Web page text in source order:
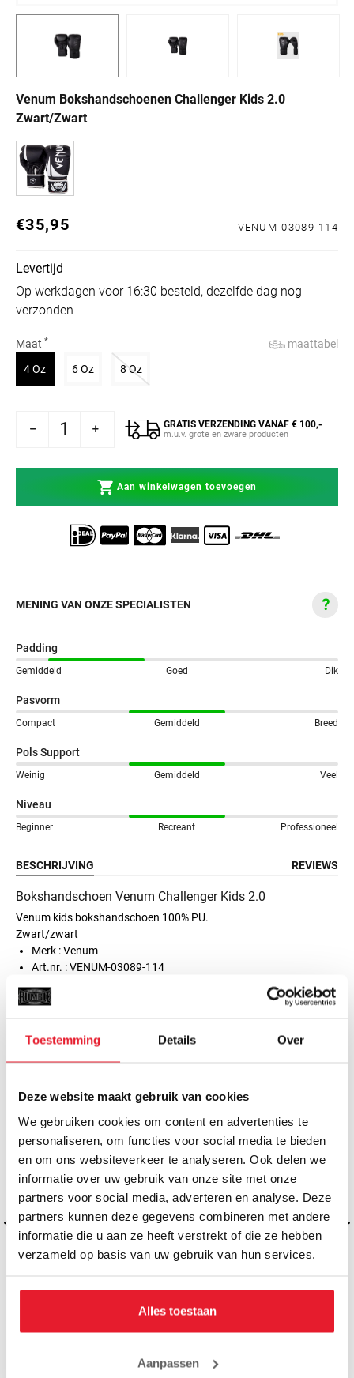
Toestemming Details Over
Deze website maakt gebruik van cookies
We gebruiken cookies om content en advertenties te
personaliseren, om functies voor social media te bieden
en om ons websiteverkeer te analyseren. Ook delen we
informatie over uw gebruik van onze site met onze
partners voor social media, adverteren en analyse. Deze
partners kunnen deze gegevens combineren met andere
informatie die u aan ze heeft verstrekt of die ze hebben
verzameld op basis van uw gebruik van hun services.
Alles toestaan
Aanpassen
Venum Bokshandschoenen Challenger Kids 2.0
Zwart/Zwart
Normale prijs
€35,95 VENUM-03089-114
Levertijd
Op werkdagen voor 16:30 besteld, dezelfde dag nog
verzonden
Maat *
maattabel
4 OzVariant uitverkocht of niet beschikbaar
6 OzVariant uitverkocht of niet beschikbaar
8 OzVariant uitverkocht of niet beschikbaar
Challenger Kids 2.0 Zwart/Zwart
Bokshandschoenen Challenger Kids 2.0 Zwart/Zwart
GRATIS VERZENDING VANAF € 100,-
m.u.v. grote en zware producten
Aan winkelwagen toevoegen
MENING VAN ONZE SPECIALISTEN
Padding
Gemiddeld Goed Dik
Pasvorm
Compact Gemiddeld Breed
Pols Support
Weinig Gemiddeld Veel
Niveau
Beginner Recreant Professioneel
BESCHRIJVING REVIEWS
Bokshandschoen Venum Challenger Kids 2.0
Venum kids bokshandschoen 100% PU.
Zwart/zwart
Merk : Venum
Art.nr. : VENUM-03089-114
SALE
Rumble Scheenbeschermers Kous
€17.50
Rumble